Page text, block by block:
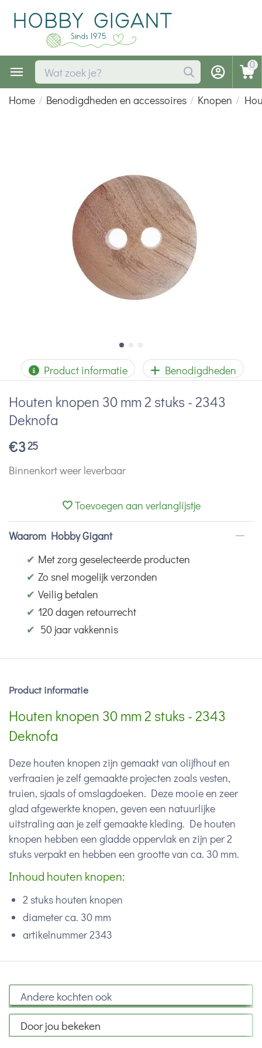
0
Home / Benodigdheden en accessoires / Knopen /
Product informatie Benodigdheden
Houten knopen 30 mm 2 stuks - 2343
Deknofa
€325
Binnenkort weer leverbaar
Toevoegen aan verlanglijstje
Waarom Hobby Gigant
✔ Met zorg geselecteerde producten
✔ Zo snel mogelijk verzonden
✔ Veilig betalen
✔ 120 dagen retourrecht
✔ 50 jaar vakkennis
Product informatie
Houten knopen 30 mm 2 stuks - 2343
Deknofa
Deze houten knopen zijn gemaakt van olijfhout en
verfraaien je zelf gemaakte projecten zoals vesten,
truien, sjaals of omslagdoeken. Deze mooie en zeer
glad afgewerkte knopen, geven een natuurlijke
uitstraling aan je zelf gemaakte kleding. De houten
knopen hebben een gladde oppervlak en zijn per 2
stuks verpakt en hebben een grootte van ca. 30 mm.
Inhoud houten knopen:
2 stuks houten knopen
diameter ca. 30 mm
artikelnummer 2343
Andere kochten ook
Door jou bekeken